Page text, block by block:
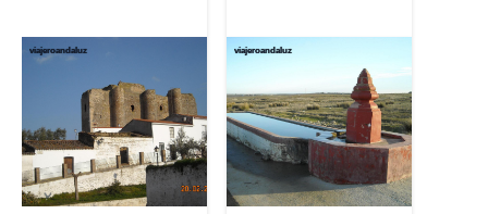
viajeroandaluz viajeroandaluz